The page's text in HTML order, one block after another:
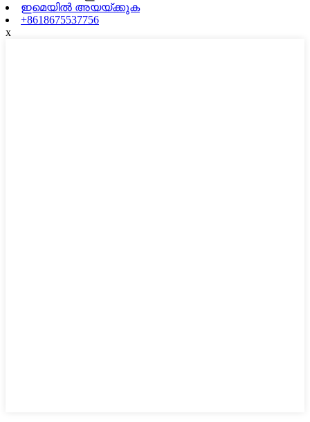
ഇമെയിൽ അയയ്ക്കുക
+8618675537756
x